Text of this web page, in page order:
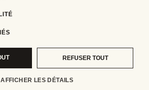
REFUSER TOUT
AFFICHER LES DÉTAILS